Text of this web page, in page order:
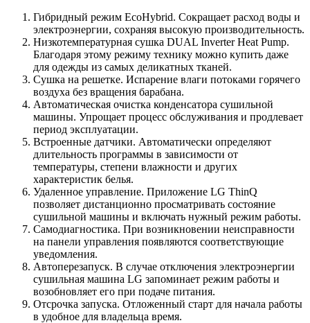
Гибридный режим EcoHybrid. Сокращает расход воды и
электроэнергии, сохраняя высокую производительность.
Низкотемпературная сушка DUAL Inverter Heat Pump.
Благодаря этому режиму технику можно купить даже
для одежды из самых деликатных тканей.
Сушка на решетке. Испарение влаги потоками горячего
воздуха без вращения барабана.
Автоматическая очистка конденсатора сушильной
машины. Упрощает процесс обслуживания и продлевает
период эксплуатации.
Встроенные датчики. Автоматически определяют
длительность программы в зависимости от
температуры, степени влажности и других
характеристик белья.
Удаленное управление. Приложение LG ThinQ
позволяет дистанционно просматривать состояние
сушильной машины и включать нужный режим работы.
Самодиагностика. При возникновении неисправности
на панели управления появляются соответствующие
уведомления.
Автоперезапуск. В случае отключения электроэнергии
сушильная машина LG запоминает режим работы и
возобновляет его при подаче питания.
Отсрочка запуска. Отложенный старт для начала работы
в удобное для владельца время.